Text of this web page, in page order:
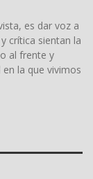
es dar voz a
crítica sientan la
al frente y
la que vivimos